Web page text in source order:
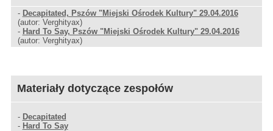
- Decapitated, Pszów "Miejski Ośrodek Kultury" 29.04.2016
(autor: Verghityax)
- Hard To Say, Pszów "Miejski Ośrodek Kultury" 29.04.2016
(autor: Verghityax)
Materiały dotyczące zespołów
- Decapitated
- Hard To Say